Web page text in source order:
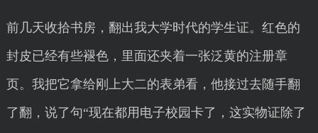
前几天收拾书房，翻出我大学时代的学生证。红色的
封皮已经有些褪色，里面还夹着一张泛黄的注册章
页。我把它拿给刚上大二的表弟看，他接过去随手翻
了翻，说了句“现在都用电子校园卡了，这实物证除了